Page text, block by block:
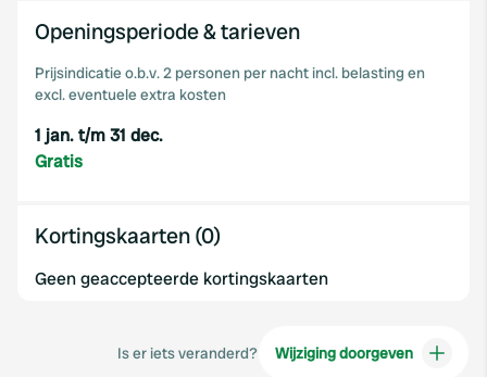
Openingsperiode & tarieven
Prijsindicatie o.b.v. 2 personen per nacht incl. belasting en
excl. eventuele extra kosten
1 jan. t/m 31 dec.
Gratis
Kortingskaarten (0)
Geen geaccepteerde kortingskaarten
Is er iets veranderd? Wijziging doorgeven